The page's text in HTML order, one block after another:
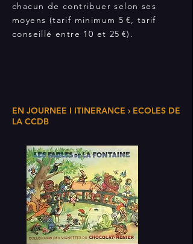
chacun de contribuer selon ses
moyens (tarif minimum 5 €, tarif
conseillé entre 10 et 25 €).
EN JOURNEE I ITINERANCE › ECOLES DE
LA CCDB